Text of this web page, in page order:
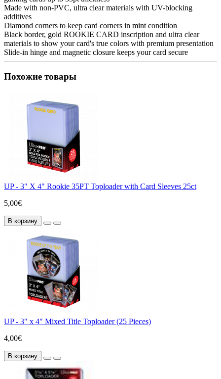
Made with non-PVC, ultra clear materials with UV-blocking
additives
Diamond corners to keep card corners in mint condition
Black border, gold ROOKIE CARD inscription and ultra clear
materials to show your card's true colors with premium presentation
Slide-in hinge and magnetic closure keeps your card secure
Похожие товары
UP - 3" X 4" Rookie 35PT Toploader with Card Sleeves 25ct
5,00€
В корзину
UP - 3" x 4" Mixed Title Toploader (25 Pieces)
4,00€
В корзину